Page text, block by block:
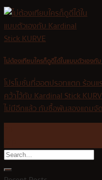
ไม่ต้องเทียบใครก็ดูดีได้ในแบบตัวเองกั
โปรโมชั่นที่ฮอตปรอทแตก ร้อ
คว้าไว้กับ Kardinal Stick
ไม่มีอีกแล้ว กับซื้อพันสองแถม